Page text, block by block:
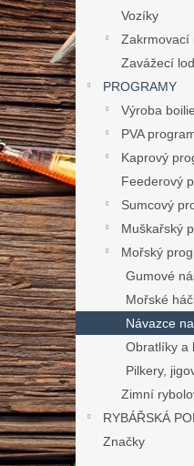
Vozíky
Zakrmovací
Zavážecí
PROGRAMY
Výroba
PVA
Kaprový
Feederový
Sumcový
Muškařský
Mořský
Gumové
Mořské
Návazce
Obratlíky a
Pilkery,
Zimní
RYBÁŘSKÁ
Značky